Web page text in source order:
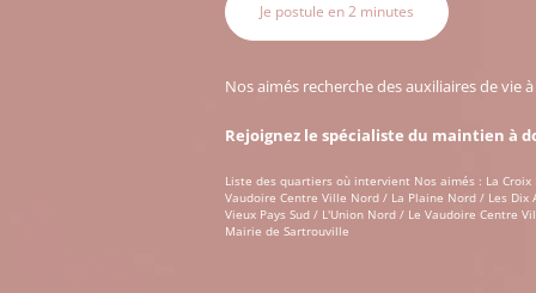
Je postule en 2 minutes
Nos aimés recherche des auxiliaires de vie
Rejoignez le spécialiste du maintien à
Liste des quartiers où intervient Nos aimés : La Croix
Vaudoire Centre Ville Nord / La Plaine Nord / Les Dix
Vieux Pays Sud / L'Union Nord / Le Vaudoire Centre
Mairie de Sartrouville